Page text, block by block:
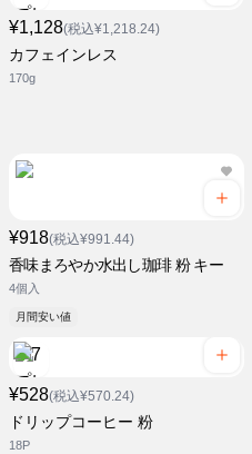
¥1,128(税込¥1,218.24)
カフェインレス
170g
¥918(税込¥991.44)
香味まろやか水出し珈琲 粉 キー
4個入
月間安い値
¥528(税込¥570.24)
ドリップコーヒー 粉
18P